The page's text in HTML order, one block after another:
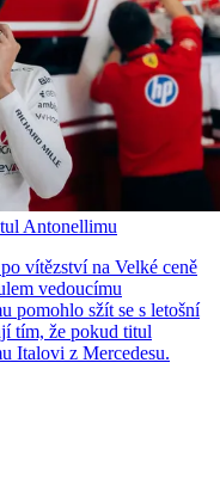
Antonellimu
vítězství na Velké ceně
vedoucímu
pomohlo sžít se s letošní
tím, že pokud titul
Italovi z Mercedesu.